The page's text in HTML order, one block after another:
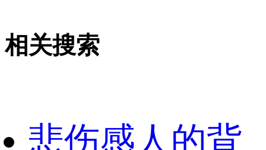
相关搜索
悲伤感人的背